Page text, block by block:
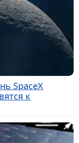
SpaceX
к